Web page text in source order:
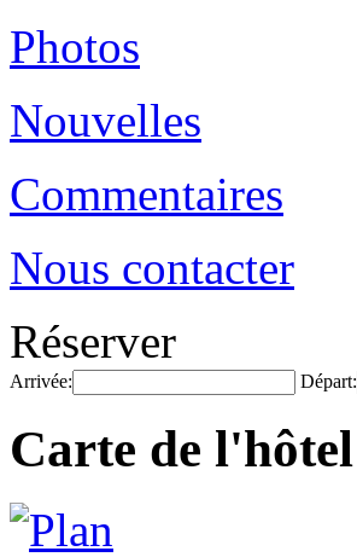
Photos
Nouvelles
Commentaires
Nous contacter
Réserver
Arrivée: Départ:
Carte de l'hôtel